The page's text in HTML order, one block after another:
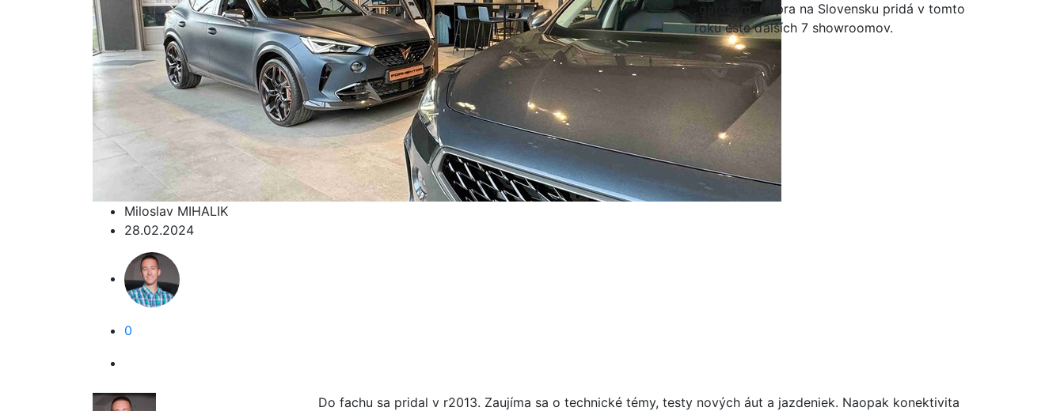
Miloslav MIHALIK
28.02.2024
0
„garážam“ Cupra na Slovensku pridá v tomto
roku ešte ďalších 7 showroomov.
Do fachu sa pridal v r2013. Zaujíma sa o technické témy, testy nových áut a jazdeniek. Naopak konektivita